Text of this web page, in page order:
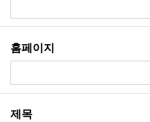
홈페이지
제목필수